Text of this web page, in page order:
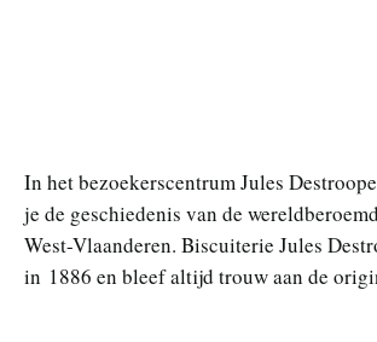
In het bezoekerscentrum Jules
je de geschiedenis van de
West-Vlaanderen. Biscuiterie Jules
in 1886 en bleef altijd trouw aan de